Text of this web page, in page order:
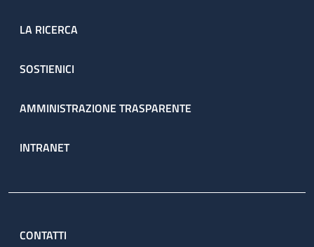
LA RICERCA
SOSTIENICI
AMMINISTRAZIONE TRASPARENTE
INTRANET
CONTATTI